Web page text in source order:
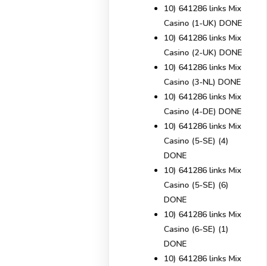
10) 641286 links Mix
Casino (1-UK) DONE
10) 641286 links Mix
Casino (2-UK) DONE
10) 641286 links Mix
Casino (3-NL) DONE
10) 641286 links Mix
Casino (4-DE) DONE
10) 641286 links Mix
Casino (5-SE) (4)
DONE
10) 641286 links Mix
Casino (5-SE) (6)
DONE
10) 641286 links Mix
Casino (6-SE) (1)
DONE
10) 641286 links Mix